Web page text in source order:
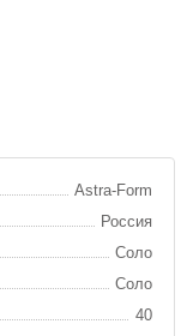
Astra-Form
Россия
Соло
Соло
40